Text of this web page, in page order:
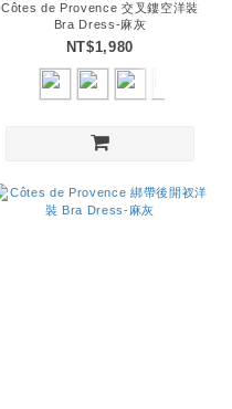
Côtes de Provence 交叉鏤空洋裝
Bra Dress-麻灰
NT$1,980